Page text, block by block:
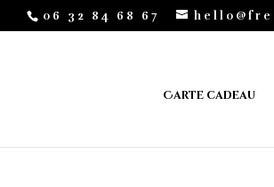
06 32 84 68 67
Carte cadeau